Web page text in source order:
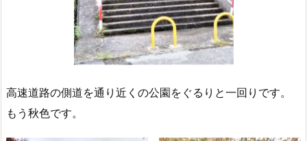
高速道路の側道を通り近くの公園をぐるりと一回りです。
もう秋色です。